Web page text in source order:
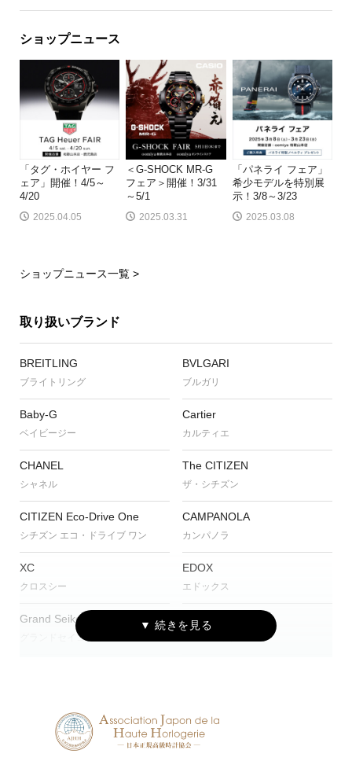
ショップニュース
「タグ・ホイヤー フ
ェア」開催！4/5～
4/20
2025.04.05
＜G-SHOCK MR-G
フェア＞開催！3/31
～5/1
2025.03.31
「パネライ フェア」
希少モデルを特別展
示！3/8～3/23
2025.03.08
ショップニュース一覧 >
取り扱いブランド
BREITLING
ブライトリング
BVLGARI
ブルガリ
Baby-G
ベイビージー
Cartier
カルティエ
CHANEL
シャネル
The CITIZEN
ザ・シチズン
CITIZEN Eco-Drive One
シチズン エコ・ドライブ ワン
CAMPANOLA
カンパノラ
XC
クロスシー
EDOX
エドックス
Grand Seiko
グランドセイコー
G-SHOCK
MAURICE LACROIX NORQAIN